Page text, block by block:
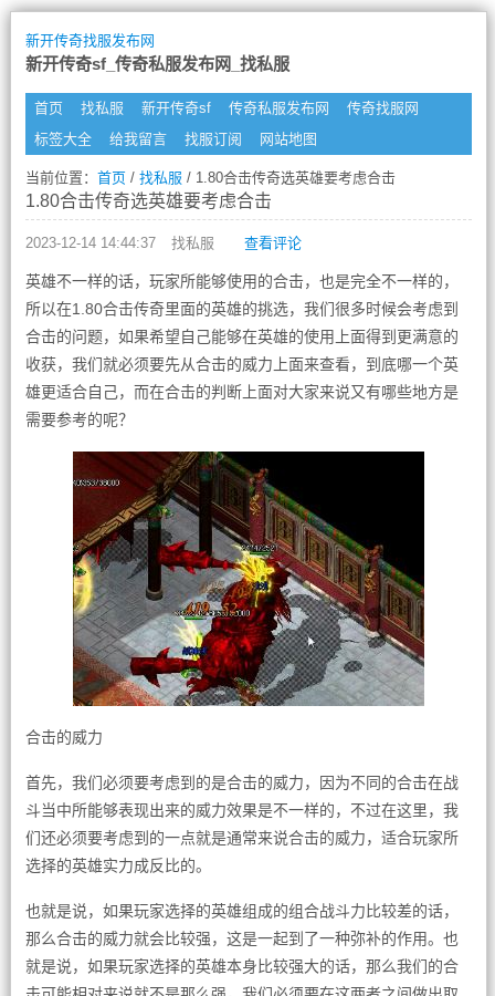
新开传奇找服发布网
新开传奇sf_传奇私服发布网_找私服
首页 找私服 新开传奇sf 传奇私服发布网
传奇找服网
标签大全
给我留言 找服订阅 网站地图
当前位置： 首页/ 找私服 / 1.80合击传奇选英雄要考虑合击
1.80合击传奇选英雄要考虑合击
2023-12-14 14:44:37 找私服 查看评论
英雄不一样的话，玩家所能够使用的合击，也是完全不一样的，
所以在1.80合击传奇里面的英雄的挑选，我们很多时候会考虑到
合击的问题，如果希望自己能够在英雄的使用上面得到更满意的
收获，我们就必须要先从合击的威力上面来查看，到底哪一个英
雄更适合自己，而在合击的判断上面对大家来说又有哪些地方是
需要参考的呢？
合击的威力
首先，我们必须要考虑到的是合击的威力，因为不同的合击在战
斗当中所能够表现出来的威力效果是不一样的，不过在这里，我
们还必须要考虑到的一点就是通常来说合击的威力，适合玩家所
选择的英雄实力成反比的。
也就是说，如果玩家选择的英雄组成的组合战斗力比较差的话，
那么合击的威力就会比较强，这是一起到了一种弥补的作用。也
就是说，如果玩家选择的英雄本身比较强大的话，那么我们的合